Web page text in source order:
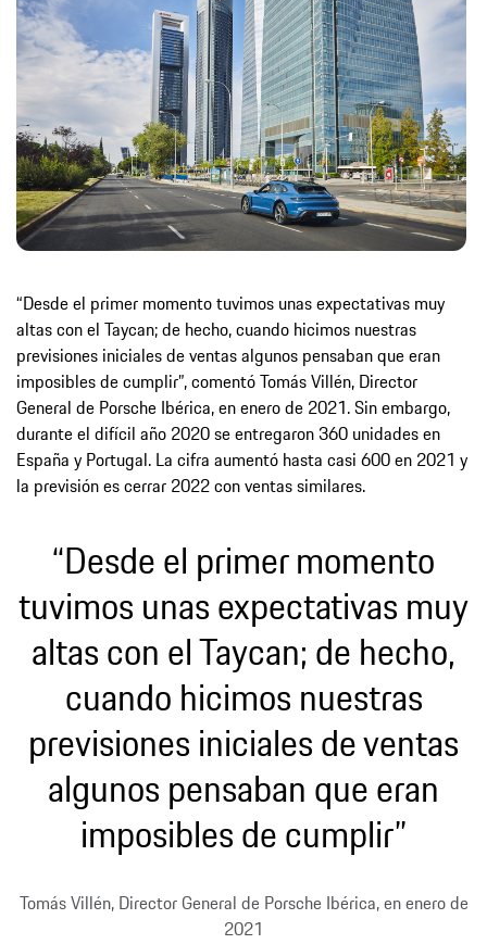
“Desde el primer momento tuvimos unas expectativas muy
altas con el Taycan; de hecho, cuando hicimos nuestras
previsiones iniciales de ventas algunos pensaban que eran
imposibles de cumplir”, comentó Tomás Villén, Director
General de Porsche Ibérica, en enero de 2021. Sin embargo,
durante el difícil año 2020 se entregaron 360 unidades en
España y Portugal. La cifra aumentó hasta casi 600 en 2021 y
la previsión es cerrar 2022 con ventas similares.
“Desde el primer momento
tuvimos unas expectativas muy
altas con el Taycan; de hecho,
cuando hicimos nuestras
previsiones iniciales de ventas
algunos pensaban que eran
imposibles de cumplir”
Tomás Villén, Director General de Porsche Ibérica, en enero de
2021